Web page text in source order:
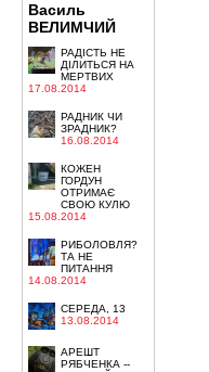
Василь
ВЕЛИМЧИЙ
РАДІСТЬ НЕ
ДІЛИТЬСЯ НА
МЕРТВИХ
17.08.2014
РАДНИК ЧИ
ЗРАДНИК?
16.08.2014
КОЖЕН
ГОРДУН
ОТРИМАЄ
СВОЮ КУЛЮ
15.08.2014
РИБОЛОВЛЯ?
ТА НЕ
ПИТАННЯ
14.08.2014
СЕРЕДА, 13
13.08.2014
АРЕШТ
РЯБЧЕНКА --